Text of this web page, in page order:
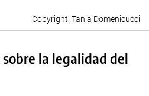
Tania Domenicucci
la legalidad del